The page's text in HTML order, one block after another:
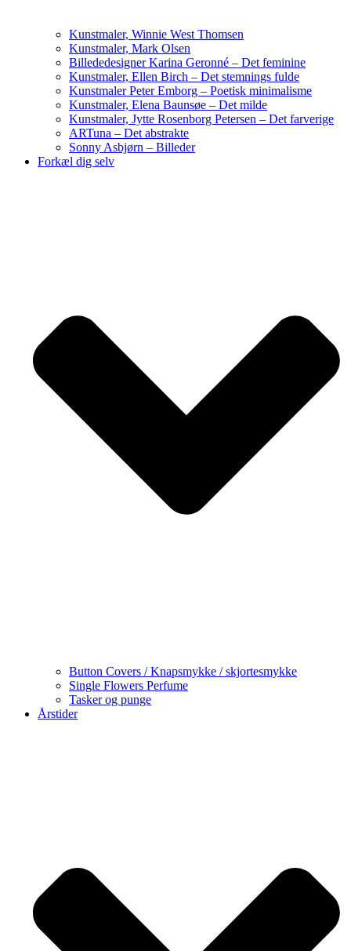
Kunstmaler, Winnie West Thomsen
Kunstmaler, Mark Olsen
Billededesigner Karina Geronné – Det feminine
Kunstmaler, Ellen Birch – Det stemnings fulde
Kunstmaler Peter Emborg – Poetisk minimalisme
Kunstmaler, Elena Baunsøe – Det milde
Kunstmaler, Jytte Rosenborg Petersen – Det farverige
ARTuna – Det abstrakte
Sonny Asbjørn – Billeder
Forkæl dig selv
Button Covers / Knapsmykke / skjortesmykke
Single Flowers Perfume
Tasker og punge
Årstider